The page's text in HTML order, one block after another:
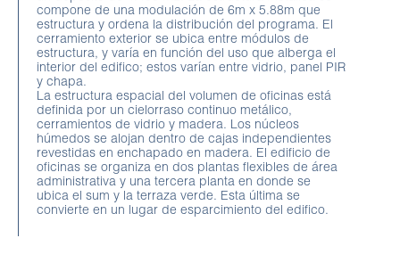
compone de una modulación de 6m x 5.88m que
estructura y ordena la distribución del programa. El
cerramiento exterior se ubica entre módulos de
estructura, y varía en función del uso que alberga el
interior del edifico; estos varían entre vidrio, panel PIR
y chapa.
La estructura espacial del volumen de oficinas está
definida por un cielorraso continuo metálico,
cerramientos de vidrio y madera. Los núcleos
húmedos se alojan dentro de cajas independientes
revestidas en enchapado en madera. El edificio de
oficinas se organiza en dos plantas flexibles de área
administrativa y una tercera planta en donde se
ubica el sum y la terraza verde. Esta última se
convierte en un lugar de esparcimiento del edifico.